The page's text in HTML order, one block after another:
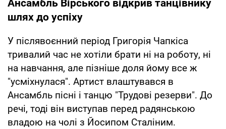
Ансамбль Вірського відкрив танцівнику
шлях до успіху
У післявоєнний період Григорія Чапкіса
тривалий час не хотіли брати ні на роботу, ні
на навчання, але пізніше доля йому все ж
"усміхнулася". Артист влаштувався в
Ансамбль пісні і танцю "Трудові резерви". До
речі, тоді він виступав перед радянською
владою на чолі з Йосипом Сталіним.